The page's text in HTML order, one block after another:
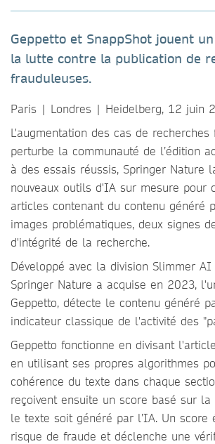
Geppetto et SnappShot jouent
la lutte contre la publication de
frauduleuses.
Paris | Londres | Heidelberg, 12 juin
L'augmentation des cas de recherches
perturbe la communauté de l’édition
à des essais réussis, Springer Nature
nouveaux outils d'IA sur mesure pour
articles contenant du contenu généré
images problématiques, deux signes
d'intégrité de la recherche.
Développé avec la division Slimmer AI
Springer Nature a acquise en 2023,
Geppetto, détecte le contenu généré
indicateur classique de l'activité des
Geppetto fonctionne en divisant
en utilisant ses propres algorithmes
cohérence du texte dans chaque
reçoivent ensuite un score basé sur
le texte soit généré par l’IA. Un score
risque de fraude et déclenche une